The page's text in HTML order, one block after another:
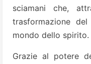
sciamani che,
trasformazione
mondo dello spirito.
Grazie al potere